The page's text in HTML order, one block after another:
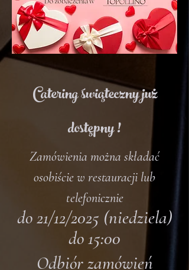
Catering świąteczny już
dostępny !
Zamówienia można składać
osobiście w restauracji lub
telefonicznie
do 21/12/2025 (niedziela)
do 15:00
Odbiór zamówień